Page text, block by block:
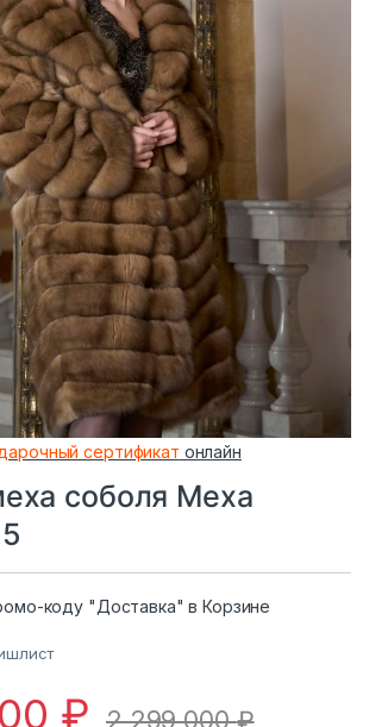
сертификат онлайн
соболя Меха
коду "Доставка" в Корзине
₽ 2 299 000₽